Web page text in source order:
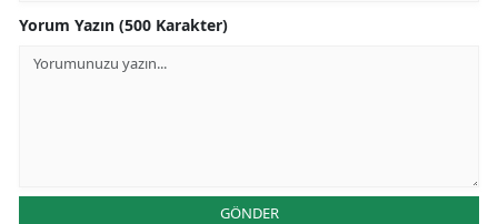
Yorum Yazın (500 Karakter)
GÖNDER